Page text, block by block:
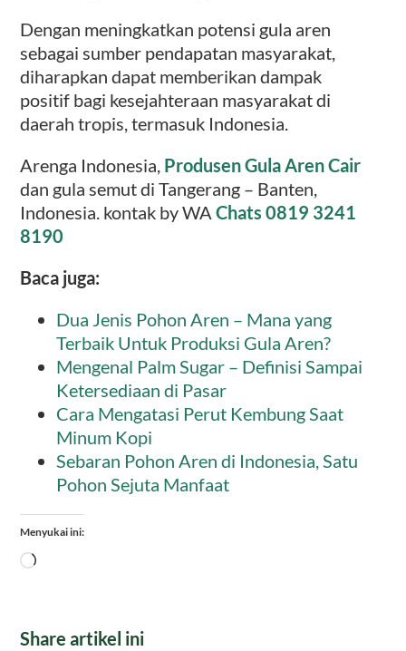
Dengan meningkatkan potensi gula aren
sebagai sumber pendapatan masyarakat,
diharapkan dapat memberikan dampak
positif bagi kesejahteraan masyarakat di
daerah tropis, termasuk Indonesia.
Arenga Indonesia, Produsen Gula Aren Cair
dan gula semut di Tangerang – Banten,
Indonesia. kontak by WAChats 0819 3241
8190
Baca juga:
Dua Jenis Pohon Aren – Mana yang
Terbaik Untuk Produksi Gula Aren?
Mengenal Palm Sugar – Definisi Sampai
Ketersediaan di Pasar
Cara Mengatasi Perut Kembung Saat
Minum Kopi
Sebaran Pohon Aren di Indonesia, Satu
Pohon Sejuta Manfaat
Menyukai ini:
Memuat...
Share artikel ini